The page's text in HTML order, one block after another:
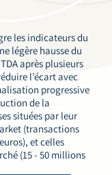
les indicateurs du
légère hausse du
après plusieurs
l’écart avec
progressive
de la
situées par leur
(transactions
et celles
(15 - 50 millions